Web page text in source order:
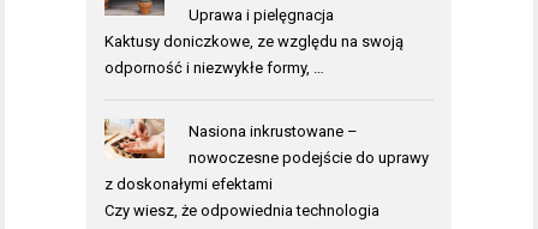
Uprawa i pielęgnacja
Kaktusy doniczkowe, ze względu na swoją
odporność i niezwykłe formy, …
Nasiona inkrustowane –
nowoczesne podejście do uprawy
z doskonałymi efektami
Czy wiesz, że odpowiednia technologia